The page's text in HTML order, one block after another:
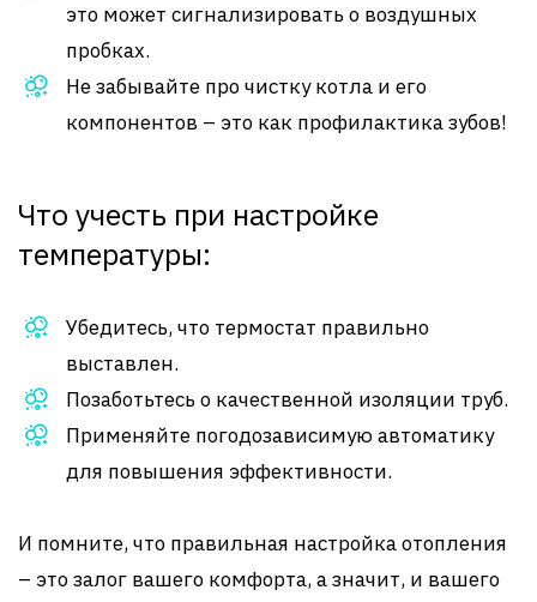
это может сигнализировать о воздушных
пробках.
Не забывайте про чистку котла и его
компонентов – это как профилактика зубов!
Что учесть при настройке
температуры:
Убедитесь, что термостат правильно
выставлен.
Позаботьтесь о качественной изоляции труб.
Применяйте погодозависимую автоматику
для повышения эффективности.
И помните, что правильная настройка отопления
– это залог вашего комфорта, а значит, и вашего